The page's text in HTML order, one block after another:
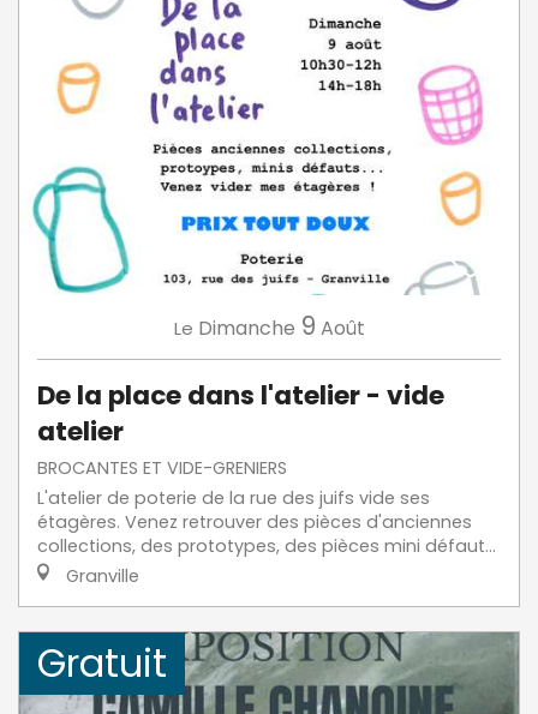
Le Dimanche 9 Août
De la place dans l'atelier - vide
atelier
BROCANTES ET VIDE-GRENIERS
L'atelier de poterie de la rue des juifs vide ses
étagères. Venez retrouver des pièces d'anciennes
collections, des prototypes, des pièces mini défaut...
Granville
Gratuit